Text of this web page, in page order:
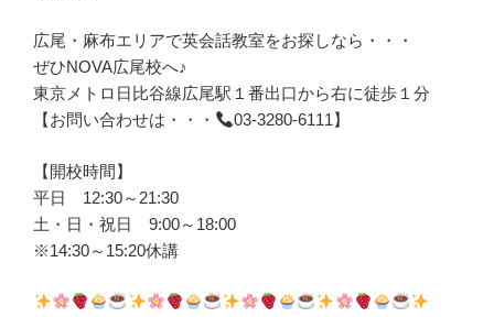
広尾・麻布エリアで英会話教室をお探しなら・・・
ぜひNOVA広尾校へ♪
東京メトロ日比谷線広尾駅１番出口から右に徒歩１分
【お問い合わせは・・・
03-3280-6111】
【開校時間】
平日 12:30～21:30
土・日・祝日 9:00～18:00
※14:30～15:20休講